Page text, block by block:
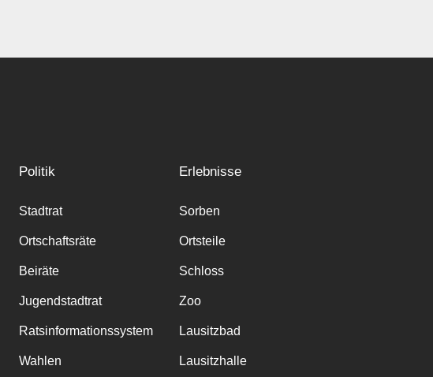
Politik
Stadtrat
Ortschaftsräte
Beiräte
Jugendstadtrat
Ratsinformationssystem
Wahlen
Erlebnisse
Sorben
Ortsteile
Schloss
Zoo
Lausitzbad
Lausitzhalle